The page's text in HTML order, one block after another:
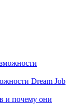
Dream Job